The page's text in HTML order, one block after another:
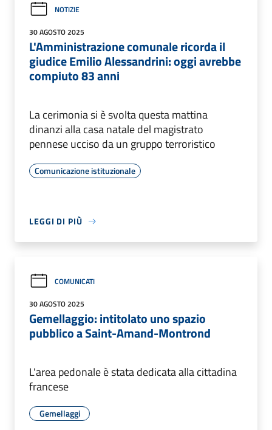
NOTIZIE
30 AGOSTO 2025
L'Amministrazione comunale ricorda il
giudice Emilio Alessandrini: oggi avrebbe
compiuto 83 anni
La cerimonia si è svolta questa mattina
dinanzi alla casa natale del magistrato
pennese ucciso da un gruppo terroristico
Comunicazione istituzionale
LEGGI DI PIÙ
COMUNICATI
30 AGOSTO 2025
Gemellaggio: intitolato uno spazio
pubblico a Saint-Amand-Montrond
L'area pedonale è stata dedicata alla cittadina
francese
Gemellaggi